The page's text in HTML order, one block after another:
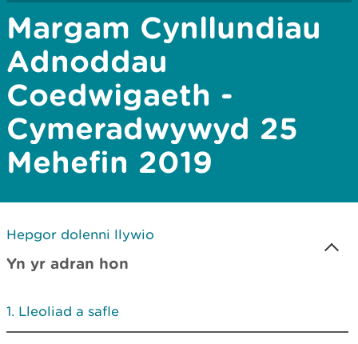
Margam Cynllundiau
Adnoddau
Coedwigaeth -
Cymeradwywyd 25
Mehefin 2019
Hepgor dolenni llywio
Yn yr adran hon
Lleoliad a safle